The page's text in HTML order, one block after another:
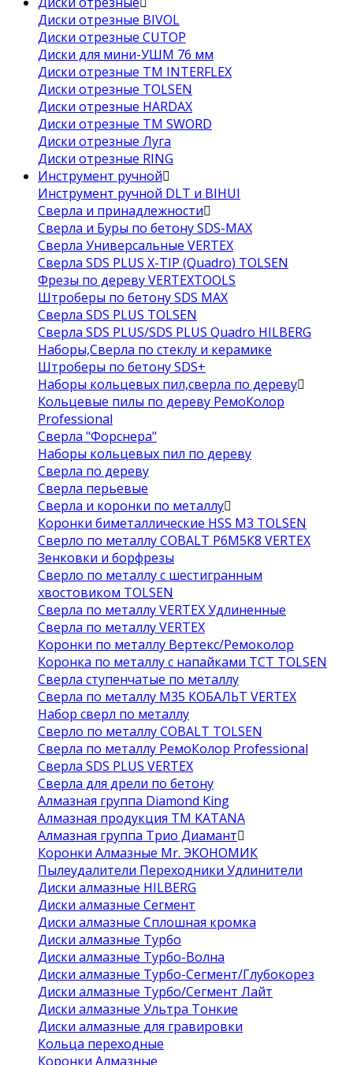
Диски отрезные BIVOL
Диски отрезные CUTOP
Диски для мини-УШМ 76 мм
Диски отрезные ТМ INTERFLEX
Диски отрезные TOLSEN
Диски отрезные HARDAX
Диски отрезные ТМ SWORD
Диски отрезные Луга
Диски отрезные RING
Инструмент ручной
Инструмент ручной DLT и BIHUI
Сверла и принадлежности
Сверла и Буры по бетону SDS-MAX
Сверла Универсальные VERTEX
Сверла SDS PLUS X-TIP (Quadro) TOLSEN
Фрезы по дереву VERTEXTOOLS
Штроберы по бетону SDS MAX
Сверла SDS PLUS TOLSEN
Сверла SDS PLUS/SDS PLUS Quadro HILBERG
Наборы,Сверла по стеклу и керамике
Штроберы по бетону SDS+
Наборы кольцевых пил,сверла по дереву
Кольцевые пилы по дереву РемоКолор
Professional
Сверла "Форснера"
Наборы кольцевых пил по дереву
Сверла по дереву
Сверла перьевые
Сверла и коронки по металлу
Коронки биметаллические HSS M3 TOLSEN
Сверло по металлу COBALT Р6М5К8 VERTEX
Зенковки и борфрезы
Сверло по металлу с шестигранным
хвостовиком TOLSEN
Сверла по металлу VERTEX Удлиненные
Сверла по металлу VERTEX
Коронки по металлу Вертекс/Ремоколор
Коронка по металлу с напайками TCT TOLSEN
Сверла ступенчатые по металлу
Сверла по металлу М35 КОБАЛЬТ VERTEX
Набор сверл по металлу
Сверло по металлу COBALT TOLSEN
Сверла по металлу РемоКолор Professional
Сверла SDS PLUS VERTEX
Сверла для дрели по бетону
Алмазная группа Diamond King
Алмазная продукция ТМ KATANA
Алмазная группа Трио Диамант
Коронки Алмазные Mr. ЭКОНОМИК
Пылеудалители Переходники Удлинители
Диски алмазные HILBERG
Диски алмазные Сегмент
Диски алмазные Сплошная кромка
Диски алмазные Турбо
Диски алмазные Турбо-Волна
Диски алмазные Турбо-Сегмент/Глубокорез
Диски алмазные Турбо/Сегмент Лайт
Диски алмазные Ультра Тонкие
Диски алмазные для гравировки
Кольца переходные
Коронки Алмазные